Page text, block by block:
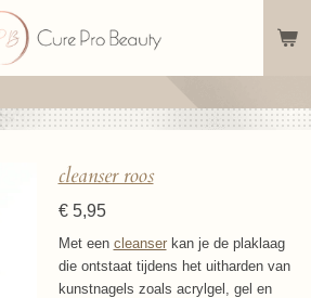
cleanser roos
€ 5,95
Met een cleanserkan je de plaklaag
die ontstaat tijdens het uitharden van
kunstnagels zoals acrylgel, gel en